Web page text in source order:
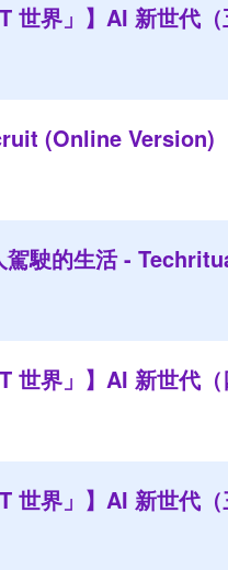
世界」】AI 新世代
(Online Version)
駕駛的生活 -
世界」】AI 新世代
世界」】AI 新世代